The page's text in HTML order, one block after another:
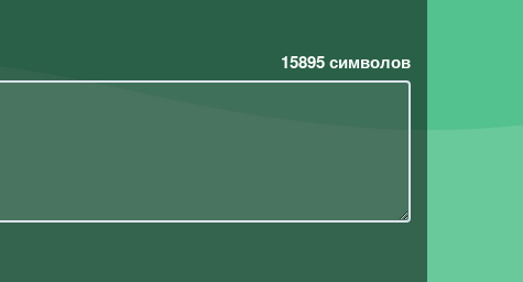
15895символов